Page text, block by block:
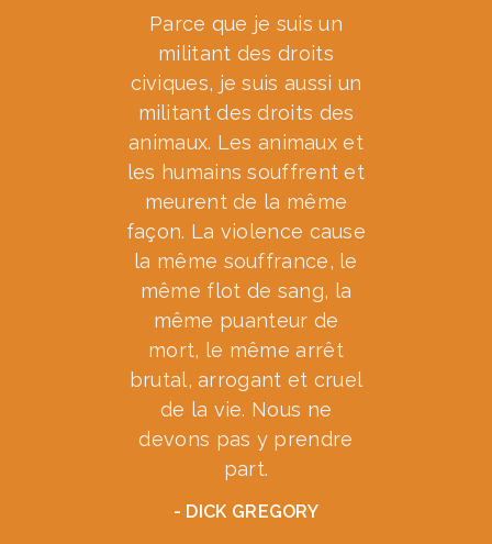
Parce que je suis un
militant des droits
civiques, je suis aussi un
militant des droits des
animaux. Les animaux et
les humains souffrent et
meurent de la même
façon. La violence cause
la même souffrance, le
même flot de sang, la
même puanteur de
mort, le même arrêt
brutal, arrogant et cruel
de la vie. Nous ne
devons pas y prendre
part.
- DICK GREGORY